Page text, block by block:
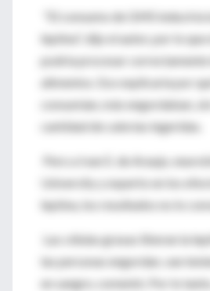
"El consumo de GMS induciría
leptina", dijo el autor, por lo que
podría procesar correctamente
alimentos. Eso explicaría por
consumían, más engordaban,
cantidad de calorías ingeridas.
Pero a Ivan E. de Araujo,
University y experto en los
leptina, los resultados no lo
Las células grasas liberan la
las personas engordan, van
en sangre, comentó. Por lo